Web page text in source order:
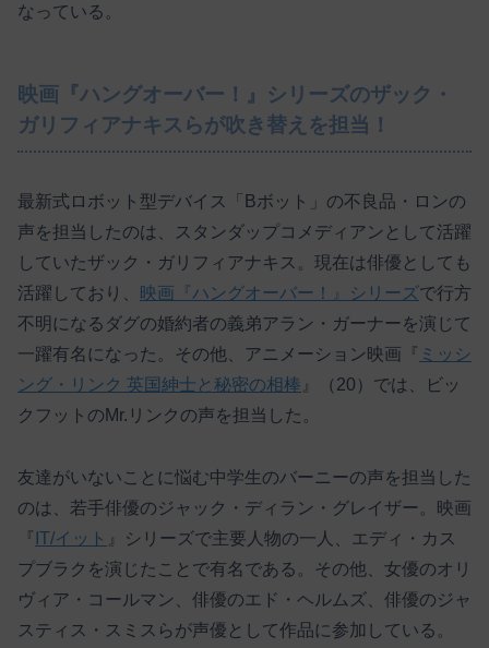
なっている。
映画『ハングオーバー！』シリーズのザック・
ガリフィアナキスらが吹き替えを担当！
最新式ロボット型デバイス「Bボット」の不良品・ロンの
声を担当したのは、スタンダップコメディアンとして活躍
していたザック・ガリフィアナキス。現在は俳優としても
活躍しており、
映画『ハングオーバー！』シリーズで行方
不明になるダグの婚約者の義弟アラン・ガーナーを演じて
一躍有名になった。その他、アニメーション映画『 ミッシ
ング・リンク 英国紳士と秘密の相棒 』（20）では、ビッ
クフットのMr.リンクの声を担当した。
友達がいないことに悩む中学生のバーニーの声を担当した
のは、若手俳優のジャック・ディラン・グレイザー。映画
『 IT/イット 』シリーズで主要人物の一人、エディ・カス
プブラクを演じたことで有名である。その他、女優のオリ
ヴィア・コールマン、俳優のエド・ヘルムズ、俳優のジャ
スティス・スミスらが声優として作品に参加している。